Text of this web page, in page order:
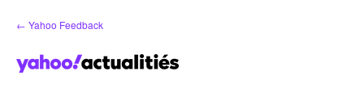
Aller
au
← Yahoo Feedback